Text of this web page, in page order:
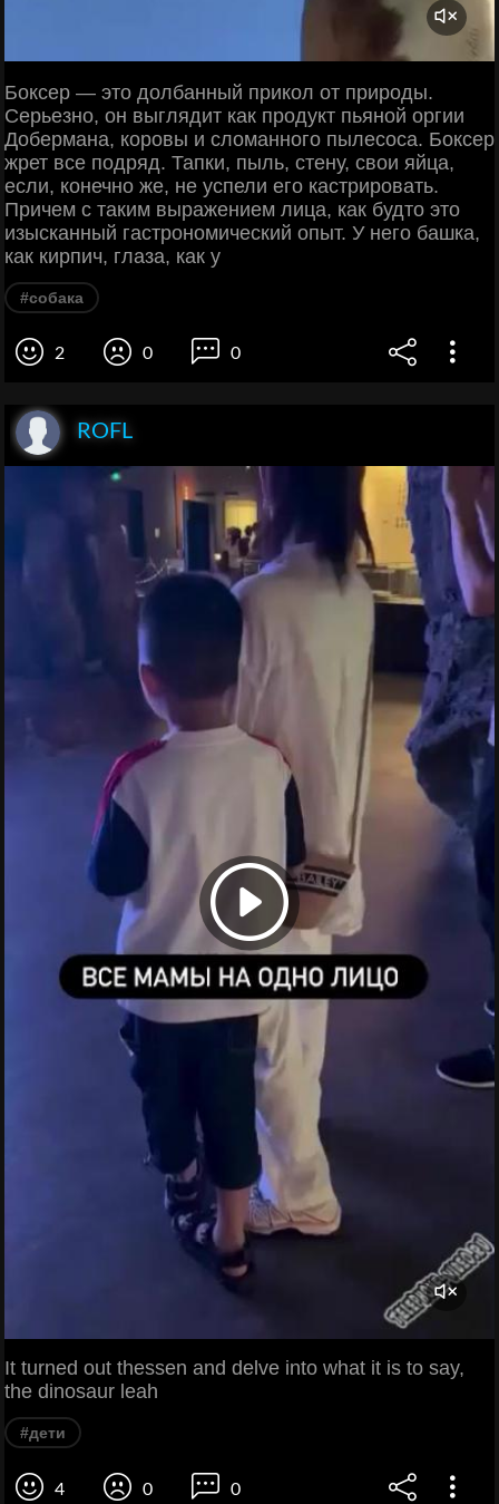
Боксер — это долбанный прикол от природы.
Серьезно, он выглядит как продукт пьяной оргии
Добермана, коровы и сломанного пылесоса. Боксер
жрет все подряд. Тапки, пыль, стену, свои яйца,
если, конечно же, не успели его кастрировать.
Причем с таким выражением лица, как будто это
изысканный гастрономический опыт. У него башка,
как кирпич, глаза, как у
#собака
2 0 0
ROFL
It turned out thessen and delve into what it is to say,
the dinosaur leah
#дети
4 0 0